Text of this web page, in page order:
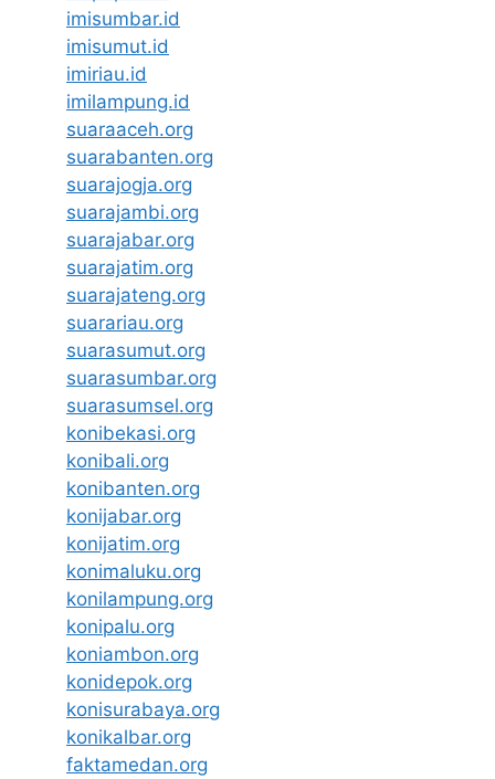
imisumbar.id
imisumut.id
imiriau.id
imilampung.id
suaraaceh.org
suarabanten.org
suarajogja.org
suarajambi.org
suarajabar.org
suarajatim.org
suarajateng.org
suarariau.org
suarasumut.org
suarasumbar.org
suarasumsel.org
konibekasi.org
konibali.org
konibanten.org
konijabar.org
konijatim.org
konimaluku.org
konilampung.org
konipalu.org
koniambon.org
konidepok.org
konisurabaya.org
konikalbar.org
faktamedan.org